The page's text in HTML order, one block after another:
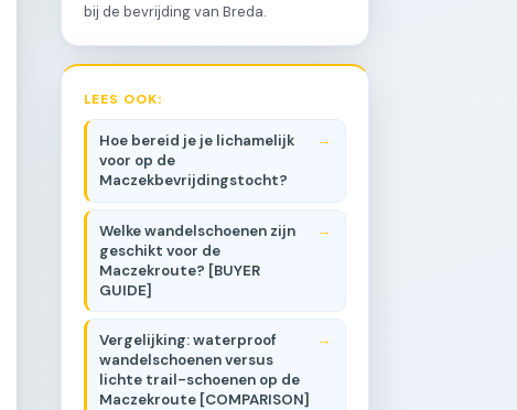
bij de bevrijding van Breda.
LEES OOK:
Hoe bereid je je lichamelijk
voor op de
Maczekbevrijdingstocht?
Welke wandelschoenen zijn
geschikt voor de
Maczekroute? [BUYER
GUIDE]
Vergelijking: waterproof
wandelschoenen versus
lichte trail-schoenen op de
Maczekroute [COMPARISON]